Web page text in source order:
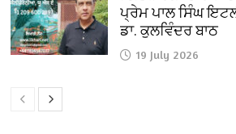
ਪ੍ਰੇਮ ਪਾਲ ਸਿੰਘ
ਡਾ. ਕੁਲਵਿੰਦਰ ਬਾਠ
19 July 2026